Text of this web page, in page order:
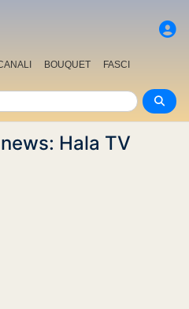
BOUQUET
FASCI
Hala TV